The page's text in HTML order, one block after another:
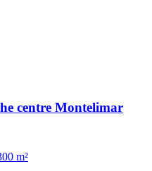
centre Montelimar
m²